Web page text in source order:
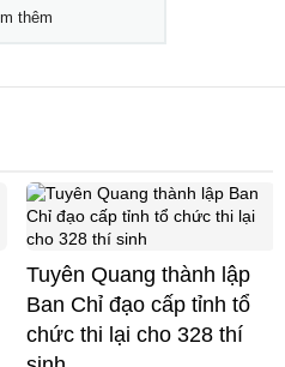
thêm
Tuyên Quang thành lập
Ban Chỉ đạo cấp tỉnh tổ
chức thi lại cho 328 thí